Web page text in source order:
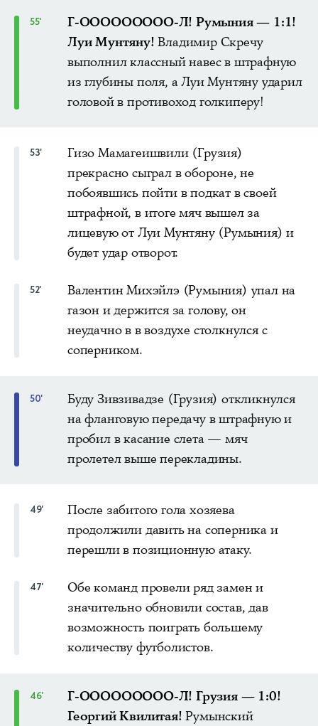
55'
Г-ООООООООО-Л! Румыния — 1:1!
Луи Мунтяну! Владимир Скречу
выполнил классный навес в штрафную
из глубины поля, а Луи Мунтяну ударил
головой в противоход голкиперу!
53'
Гизо Мамагеишвили (Грузия)
прекрасно сыграл в обороне, не
побоявшись пойти в подкат в своей
штрафной, в итоге мяч вышел за
лицевую от Луи Мунтяну (Румыния) и
будет удар отворот.
52'
Валентин Михэйлэ (Румыния) упал на
газон и держится за голову, он
неудачно в в воздухе столкнулся с
соперником.
50'
Буду Зивзивадзе (Грузия) откликнулся
на фланговую передачу в штрафную и
пробил в касание слета — мяч
пролетел выше перекладины.
49'
После забитого гола хозяева
продолжили давить на соперника и
перешли в позиционную атаку.
47'
Обе команд провели ряд замен и
значительно обновили состав, дав
возможность поиграть большему
количеству футболистов.
46'
Г-ООООООООО-Л! Грузия — 1:0!
Георгий Квилитая! Румынский